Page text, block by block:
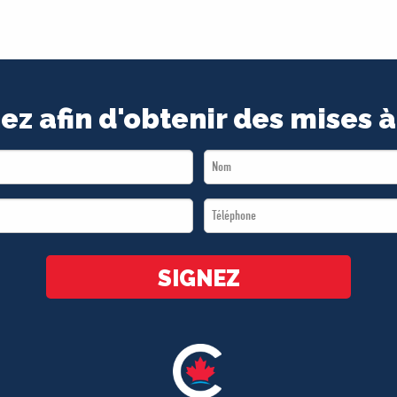
afin d'obtenir des mises
Last
Name
Téléphone
*
SIGNEZ